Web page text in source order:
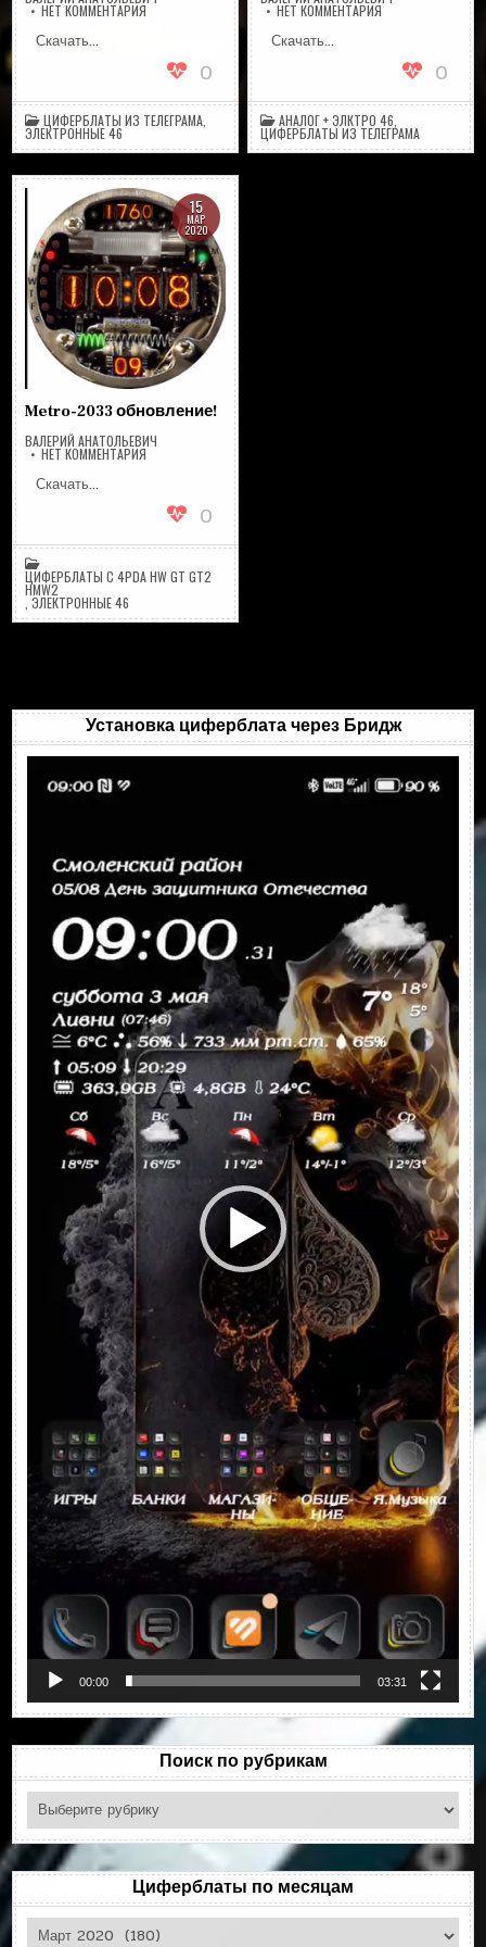
НЕТ КОММЕНТАРИЯНА
Скачать…
0
ЦИФЕРБЛАТЫ ИЗ ТЕЛЕГРАМА
ЭЛЕКТРОННЫЕ 46
НЕТ КОММЕНТАРИЯНА
A36DGRAYRU&ENG
Скачать…
0
АНАЛОГ + ЭЛКТРО 46
ЦИФЕРБЛАТЫ ИЗ ТЕЛЕГРАМА
15
МАР
2020
Metro-2033 обновление!
ВАЛЕРИЙ АНАТОЛЬЕВИЧ
НЕТ КОММЕНТАРИЯНА
Скачать…
0
ЦИФЕРБЛАТЫ С 4PDA HW GT GT2
HMW2
,ЭЛЕКТРОННЫЕ 46
Установка циферблата через Бридж
00:00 03:31
Поиск по рубрикам
Поиск
по
рубрикам
Циферблаты по месяцам
Циферблаты